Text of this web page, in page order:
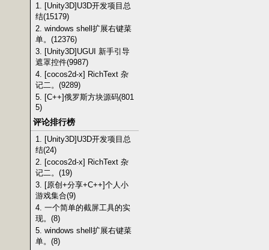
1. [Unity3D]U3D开发项目总
结(15179)
2. windows shell扩展右键菜
单。(12376)
3. [Unity3D]UGUI 新手引导
遮罩控件(9987)
4. [cocos2d-x] RichText 杂
记二。(9289)
5. [C++]俄罗斯方块源码(801
5)
评论排行榜
1. [Unity3D]U3D开发项目总
结(24)
2. [cocos2d-x] RichText 杂
记二。(19)
3. [原创+分享+C++]个人小
游戏集合(9)
4. 一个简单的截屏工具的实
现。(8)
5. windows shell扩展右键菜
单。(8)